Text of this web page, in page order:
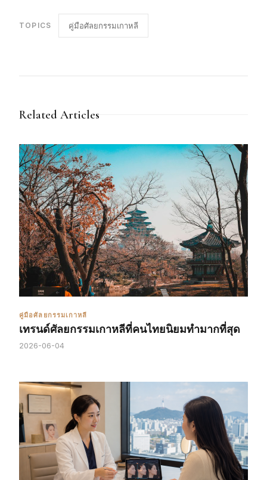
TOPICS คู่มือศัลยกรรมเกาหลี
Related Articles
คู่มือศัลยกรรมเกาหลี
เทรนด์ศัลยกรรมเกาหลีที่คนไทยนิยมทำมากที่สุด
2026-06-04